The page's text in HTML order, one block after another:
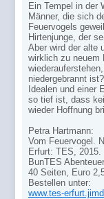
Ein Tempel in der
Männer, die sich
Feuervogels
Hirtenjunge, der
Aber wird der alte
wirklich zu neuem
niedergebrannt
Idealen und einer
so tief ist, dass
wieder Hoffnung
Petra Hartmann:
Vom Feuervogel.
Erfurt: TES, 2015.
BunTES
40 Seiten, Euro
Bestellen unter:
www.tes-